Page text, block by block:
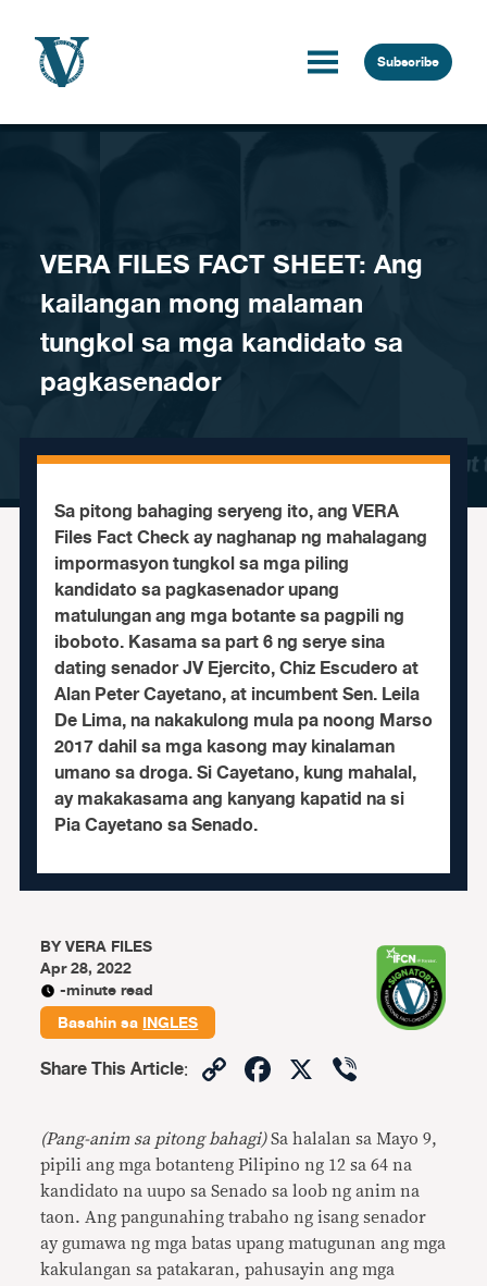
Subscribe
VERA FILES FACT SHEET: Ang
kailangan mong malaman
tungkol sa mga kandidato sa
pagkasenador
Sa pitong bahaging seryeng ito, ang VERA
Files Fact Check ay naghanap ng mahalagang
impormasyon tungkol sa mga piling
kandidato sa pagkasenador upang
matulungan ang mga botante sa pagpili ng
iboboto. Kasama sa part 6 ng serye sina
dating senador JV Ejercito, Chiz Escudero at
Alan Peter Cayetano, at incumbent Sen. Leila
De Lima, na nakakulong mula pa noong Marso
2017 dahil sa mga kasong may kinalaman
umano sa droga. Si Cayetano, kung mahalal,
ay makakasama ang kanyang kapatid na si
Pia Cayetano sa Senado.
BYVERA FILES
Apr 28, 2022
-minute read
Basahin saINGLES
Share This Article: CopyFacebook
X
(Pang-anim sa pitong bahagi)Sa halalan sa Mayo 9,
pipili ang mga botanteng Pilipino ng 12 sa 64 na
kandidato na uupo sa Senado sa loob ng anim na
taon. Ang pangunahing trabaho ng isang senador
ay gumawa ng mga batas upang matugunan ang mga
kakulangan sa patakaran, pahusayin ang mga